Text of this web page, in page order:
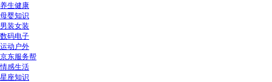
养生健康
母婴知识
男装女装
数码电子
运动户外
京东服务帮
情感生活
星座知识